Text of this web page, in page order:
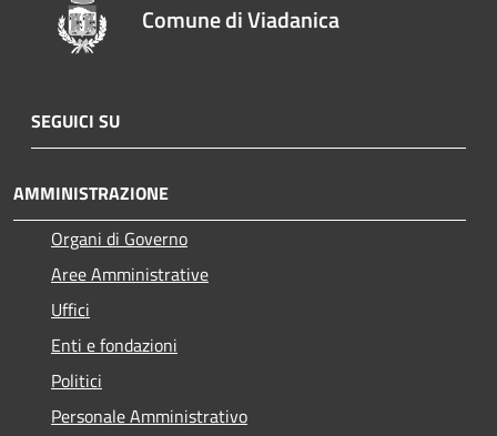
Comune di Viadanica
SEGUICI SU
AMMINISTRAZIONE
Organi di Governo
Aree Amministrative
Uffici
Enti e fondazioni
Politici
Personale Amministrativo